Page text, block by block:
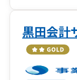
黒田会計